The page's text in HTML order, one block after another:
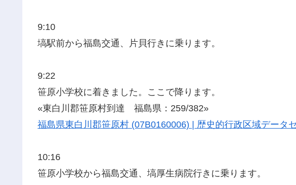
9:10
塙駅前から福島交通、片貝行きに乗ります。
9:22
笹原小学校に着きました。ここで降ります。
«東白川郡笹原村到達 福島県：259/382»
福島県東白川郡笹原村 (07B0160006) | 歴史的行政区域データ
10:16
笹原小学校から福島交通、塙厚生病院行きに乗ります。